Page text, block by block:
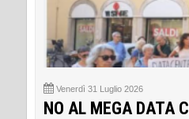
Venerdì 31 Luglio 2026
NO AL MEGA DATA